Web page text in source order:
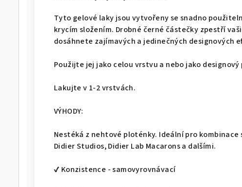
Tyto gelové laky jsou vytvořeny se snadno
krycím složením. Drobné černé částečky zpestří
dosáhnete zajímavých a jedinečných designových
Použijte jej jako celou vrstvu a nebo jako designový
Lakujte v 1-2 vrstvách.
VÝHODY:
Nestéká z nehtové ploténky. Ideální pro kombinace
Didier Studios, Didier Lab Macarons a dalšími.
✔ Konzistence - samovyrovnávací